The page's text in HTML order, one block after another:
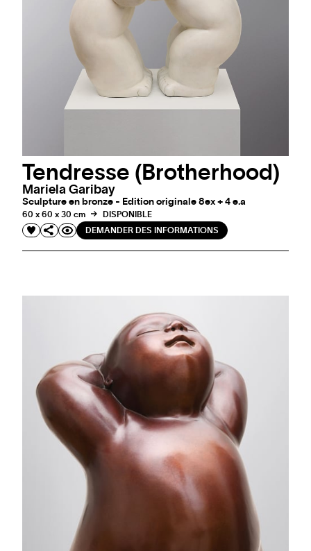
Tendresse (Brotherhood)
Mariela Garibay
Sculpture en bronze - Edition originale 8ex + 4 e.a
60 x 60 x 30 cm
DISPONIBLE
DEMANDER DES INFORMATIONS